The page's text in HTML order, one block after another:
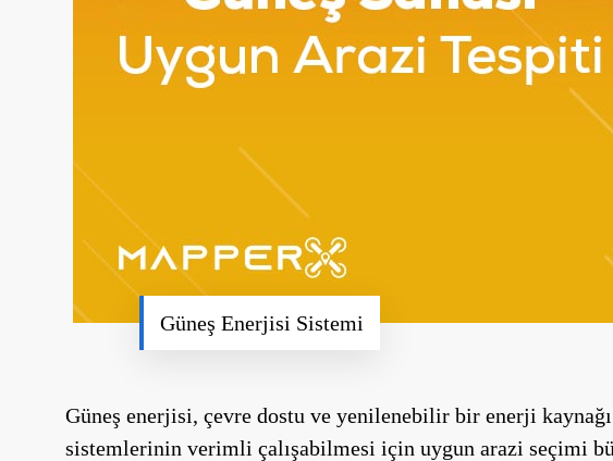
Güneş Enerjisi Sistemi
Güneş enerjisi, çevre dostu ve yenilenebilir bir enerji
sistemlerinin verimli çalışabilmesi için uygun arazi seçimi